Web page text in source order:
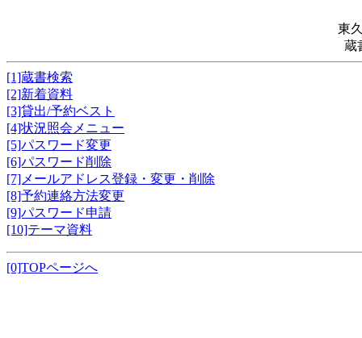
東
蔵
[1]蔵書検索
[2]新着資料
[3]貸出/予約ベスト
[4]状況照会メニュー
[5]パスワード変更
[6]パスワード削除
[7]メールアドレス登録・変更・削除
[8]予約連絡方法変更
[9]パスワード申請
[10]テーマ資料
[0]TOPページへ